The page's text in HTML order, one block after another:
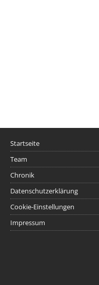
Startseite
Team
Chronik
Datenschutzerklärung
Cookie-Einstellungen
Impressum